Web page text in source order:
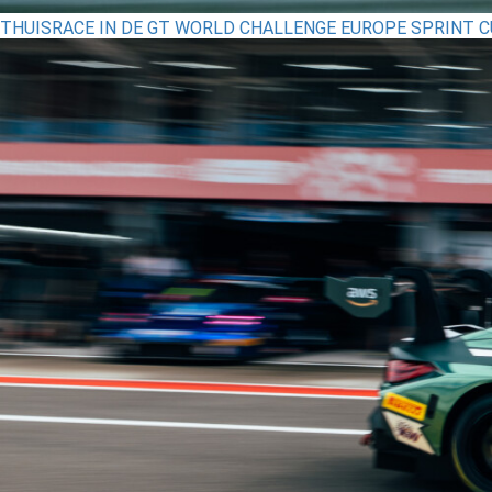
THUISRACE IN DE GT WORLD CHALLENGE EUROPE SPRINT